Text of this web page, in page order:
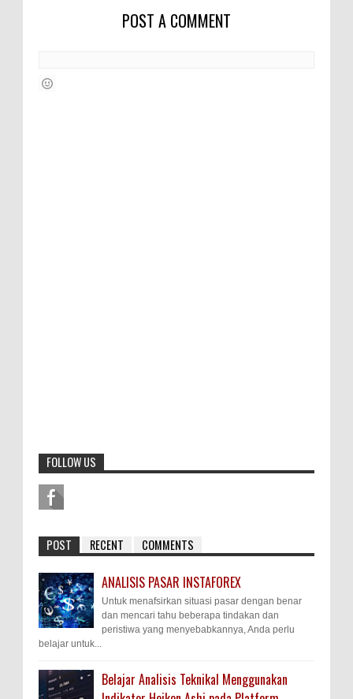
POST A COMMENT
FOLLOW US
POST RECENT COMMENTS
ANALISIS PASAR INSTAFOREX
Untuk menafsirkan situasi pasar dengan benar
dan mencari tahu beberapa tindakan dan
peristiwa yang menyebabkannya, Anda perlu
belajar untuk...
Belajar Analisis Teknikal Menggunakan